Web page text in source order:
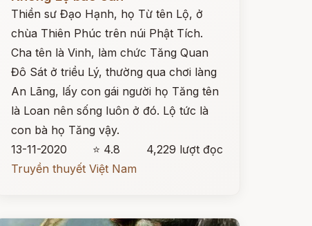
Thiền sư Đạo Hạnh, họ Từ tên Lộ, ở
chùa Thiên Phúc trên núi Phật Tích.
Cha tên là Vinh, làm chức Tăng Quan
Đô Sát ở triều Lý, thường qua chơi làng
An Lãng, lấy con gái người họ Tăng tên
là Loan nên sống luôn ở đó. Lộ tức là
con bà họ Tăng vậy.
13-11-2020
⭐ 4.8
4,229 lượt đọc
Truyền thuyết Việt Nam